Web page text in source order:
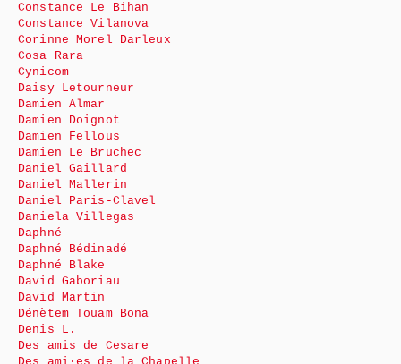
Constance Le Bihan
Constance Vilanova
Corinne Morel Darleux
Cosa Rara
Cynicom
Daisy Letourneur
Damien Almar
Damien Doignot
Damien Fellous
Damien Le Bruchec
Daniel Gaillard
Daniel Mallerin
Daniel Paris-Clavel
Daniela Villegas
Daphné
Daphné Bédinadé
Daphné Blake
David Gaboriau
David Martin
Dénètem Touam Bona
Denis L.
Des amis de Cesare